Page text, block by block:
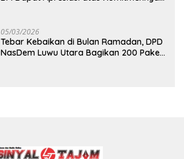
05/03/2026
Tebar Kebaikan di Bulan Ramadan, DPD
NasDem Luwu Utara Bagikan 200 Paket